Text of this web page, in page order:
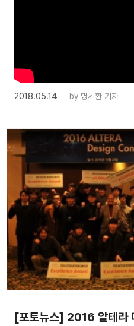
2018.05.14 by 명세환 기자
[포토뉴스] 2016 알테라